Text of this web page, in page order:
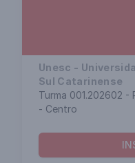
Unesc -
Sul Catarinense
Turma 001.202602 -
- Centro